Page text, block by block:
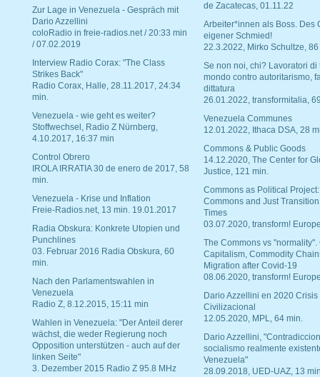
Zur Lage in Venezuela - Gespräch mit
Dario Azzellini
coloRadio in freie-radios.net / 20:33 min
/ 07.02.2019
Interview Radio Corax: "The Class
Strikes Back"
Radio Corax, Halle, 28.11.2017, 24:34
min.
Venezuela - wie geht es weiter?
Stoffwechsel, Radio Z Nürnberg,
4.10.2017, 16:37 min
Control Obrero
IROLA IRRATIA 30 de enero de 2017, 58
min.
Venezuela - Krise und Inflation
Freie-Radios.net, 13 min. 19.01.2017
Radia Obskura: Konkrete Utopien und
Punchlines
03. Februar 2016 Radia Obskura, 60
min.
Nach den Parlamentswahlen in
Venezuela
Radio Z, 8.12.2015, 15:11 min
Wahlen in Venezuela: "Der Anteil derer
wächst, die weder Regierung noch
Opposition unterstützen - auch auf der
linken Seite"
3. Dezember 2015 Radio Z 95.8 MHz
de Zacatecas, 01.11.22
Arbeiter*innen als Boss. Des
eigener Schmied!
22.3.2022, Mirko Schultze, 86
Se non noi, chi? Lavoratori di
mondo contro autoritarismo,
dittatura
26.01.2022, transformitalia,
Venezuela Communes
12.01.2022, Ithaca DSA, 28
Commons & Public Goods
14.12.2020, The Center for
Justice, 121 min.
Commons as Political Project:
Commons and Just
Times
03.07.2020, transform!
The Commons vs "normality".
Capitalism, Commodity
Migration after Covid-19
08.06.2020, transform!
Dario Azzellini en 2020 Crisis
Civilizacional
12.05.2020, MPL, 64 min.
Dario Azzellini,
socialismo realmente
Venezuela"
28.09.2018, UED-UAZ, 13